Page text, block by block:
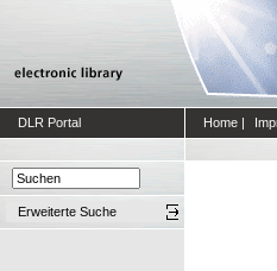
DLR Portal Home |
Erweiterte Suche